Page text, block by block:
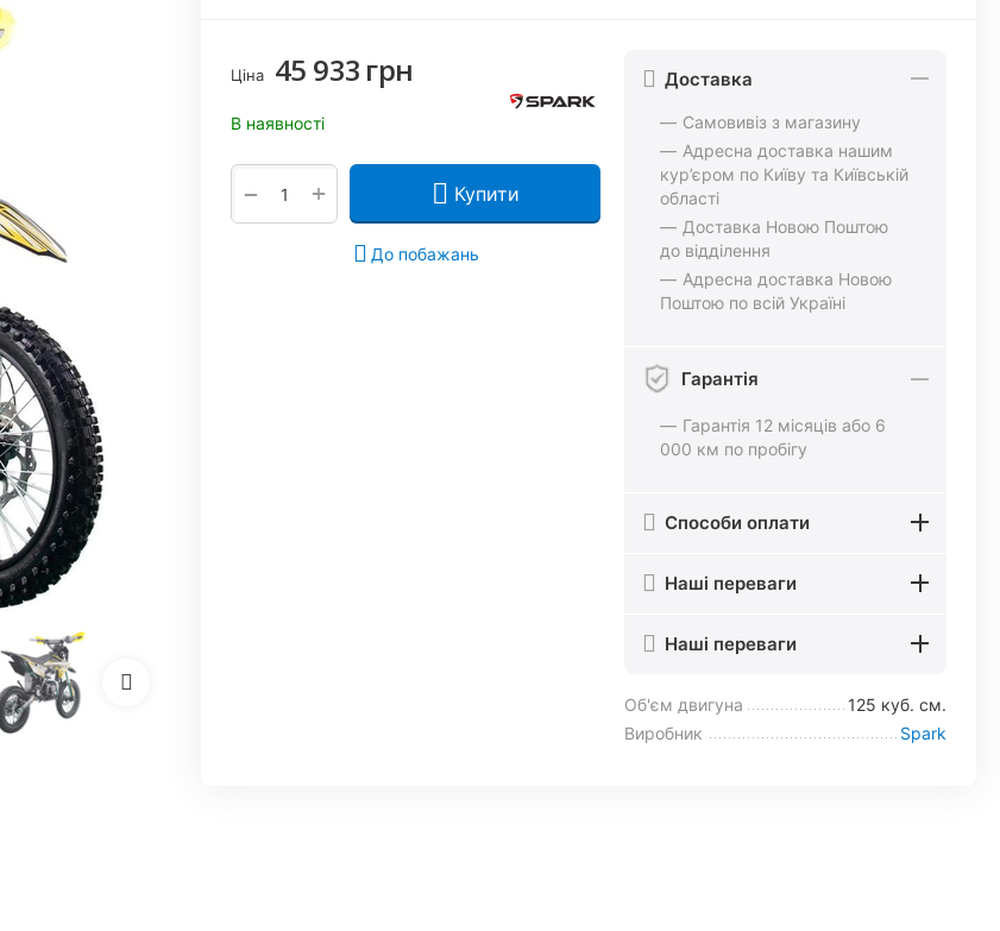
Ціна 45 933 грн
В наявності
+
− Купити
До побажань
Доставка
Самовивіз з магазину
Адресна доставка нашим
кур’єром по Київу та Київській
області
Доставка Новою Поштою
до відділення
Адресна доставка Новою
Поштою по всій Україні
Гарантія
Гарантія 12 місяців або 6
000 км по пробігу
Способи оплати
Наші переваги
Наші переваги
Об'єм двигуна
125 куб. см.
Виробник
Spark